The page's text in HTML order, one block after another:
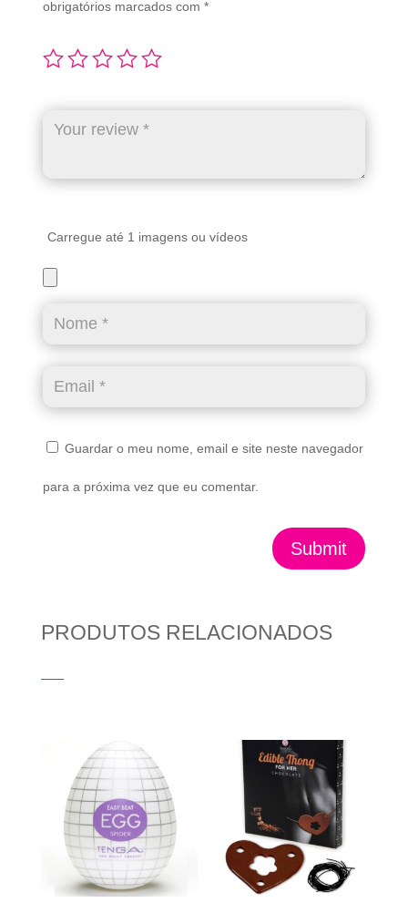
obrigatórios marcados com *
Carregue até 1 imagens ou vídeos
Guardar o meu nome, email e site neste navegador
para a próxima vez que eu comentar.
Submit
PRODUTOS RELACIONADOS